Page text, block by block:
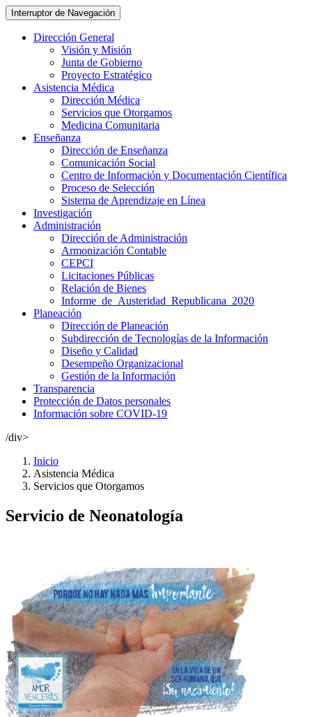
Interruptor de Navegación
Dirección General
Visión y Misión
Junta de Gobierno
Proyecto Estratégico
Asistencia Médica
Dirección Médica
Servicios que Otorgamos
Medicina Comunitaria
Enseñanza
Dirección de Enseñanza
Comunicación Social
Centro de Información y Documentación Científica
Proceso de Selección
Sistema de Aprendizaje en Línea
Investigación
Administración
Dirección de Administración
Armonización Contable
CEPCI
Licitaciones Públicas
Relación de Bienes
Informe_de_Austeridad_Republicana_2020
Planeación
Dirección de Planeación
Subdirección de Tecnologías de la Información
Diseño y Calidad
Desempeño Organizacional
Gestión de la Información
Transparencia
Protección de Datos personales
Información sobre COVID-19
/div>
Inicio
Asistencia Médica
Servicios que Otorgamos
Servicio de Neonatología